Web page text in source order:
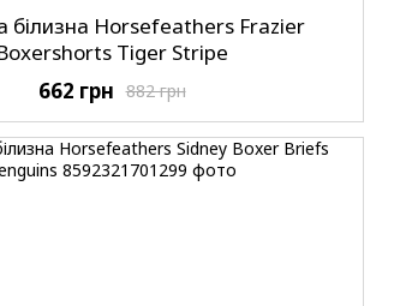
білизна Horsefeathers Frazier
Tiger Stripe
882 грн
662 грн